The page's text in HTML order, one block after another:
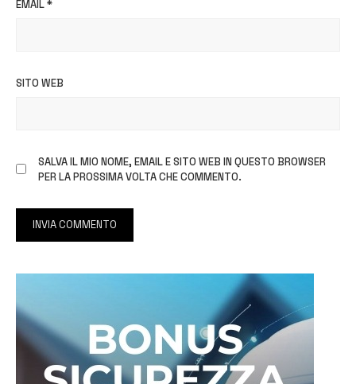
EMAIL*
SITO WEB
SALVA IL MIO NOME, EMAIL E SITO WEB IN QUESTO BROWSER
PER LA PROSSIMA VOLTA CHE COMMENTO.